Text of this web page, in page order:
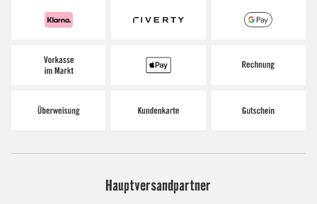
Hauptversandpartner